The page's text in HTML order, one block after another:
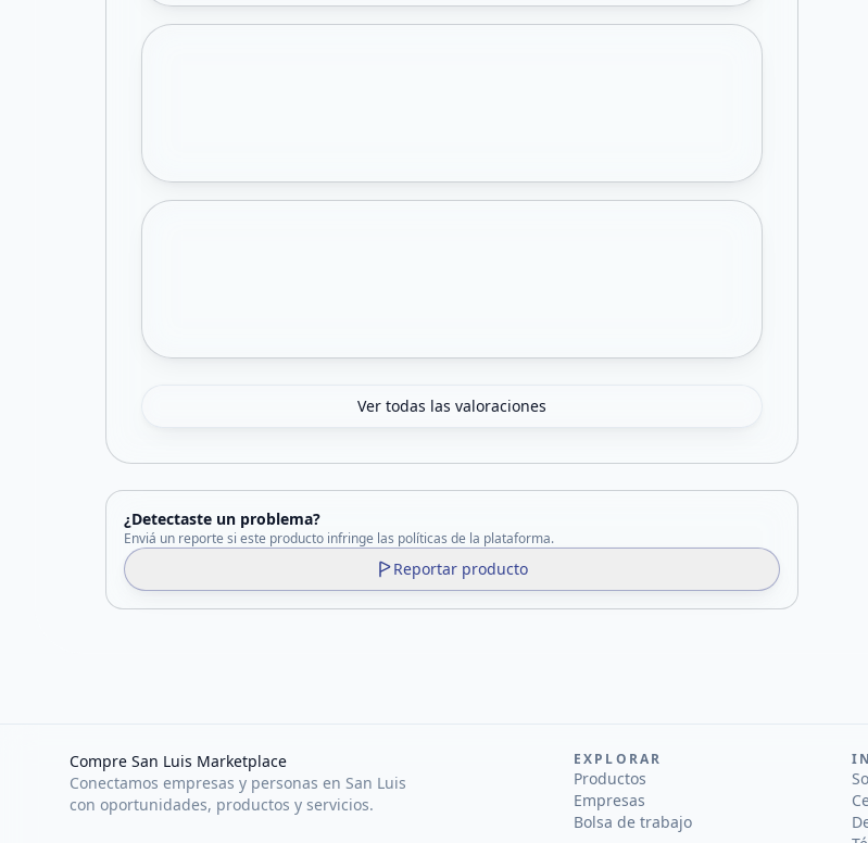
Ver todas las valoraciones
¿Detectaste un problema?
Enviá un reporte si este producto infringe las políticas de la plataforma.
Reportar producto
Compre San Luis Marketplace
Conectamos empresas y personas en San Luis
con oportunidades, productos y servicios.
EXPLORAR
Productos
Empresas
Bolsa de trabajo